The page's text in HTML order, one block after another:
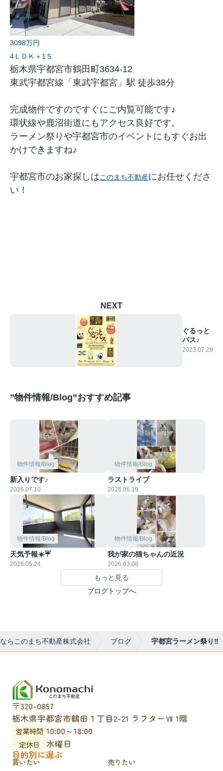
3098万円
4ＬＤＫ＋1Ｓ
栃木県宇都宮市鶴田町3634-12
東武宇都宮線「東武宇都宮」駅 徒歩38分
完成物件ですのですぐにご内覧可能です♪
環状線や鹿沼街道にもアクセス良好です。
ラーメン祭りや宇都宮市のイベントにもすぐお出
かけできますね♪
宇都宮市のお家探しはこのまち不動産にお任せくださ
い！
NEXT
ぐるっと
パス♪
2023.07.29
”物件情報/Blog”おすすめ記事
物件情報/Blog
新入りです♪
2026.07.10
物件情報/Blog
ラストライブ
2026.06.19
物件情報/Blog
天気予報☀️☔
2026.05.24
物件情報/Blog
我が家の猫ちゃんの近況
2026.03.08
もっと見る
ブログトップへ
らこのまち不動産株式会社 ブログ 宇都宮ラーメン祭り‼
〒320-0857
栃木県宇都宮市鶴田１丁目2-21 ラフターⅦ 1階
営業時間 10:00～18:00
定休日
水曜日
目的別に選ぶ
買いたい 売りたい